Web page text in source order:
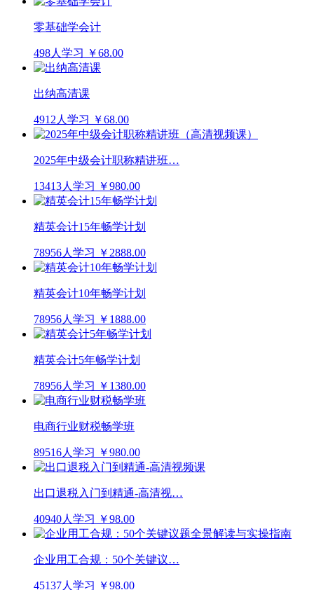
零基础学会计
498人学习 ￥68.00
出纳高清课
4912人学习 ￥68.00
2025年中级会计职称精讲班…
13413人学习 ￥980.00
精英会计15年畅学计划
78956人学习 ￥2888.00
精英会计10年畅学计划
78956人学习 ￥1888.00
精英会计5年畅学计划
78956人学习 ￥1380.00
电商行业财税畅学班
89516人学习 ￥980.00
出口退税入门到精通-高清视…
40940人学习 ￥98.00
企业用工合规：50个关键议…
45137人学习 ￥98.00